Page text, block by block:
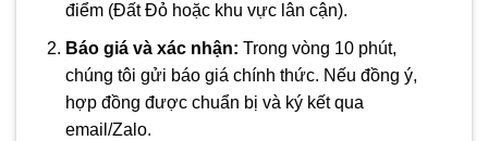
điểm (Đất Đỏ hoặc khu vực lân cận).
Báo giá và xác nhận: Trong vòng 10 phút,
chúng tôi gửi báo giá chính thức. Nếu đồng ý,
hợp đồng được chuẩn bị và ký kết qua
email/Zalo.